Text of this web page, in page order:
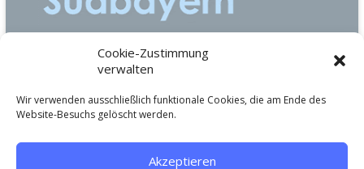
Cookie-Zustimmung
verwalten
Wir verwenden ausschließlich funktionale Cookies, die am Ende des
Website-Besuchs gelöscht werden.
Akzeptieren
Einsteinstraße 2
Telefon: +49 (0)8131 2970710
bsb@busverkehr-suedbayern.de
Maria-von-Linden-Straße 3